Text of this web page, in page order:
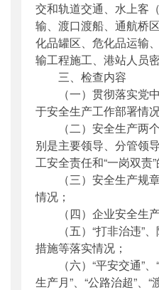
交和轨道交通、水上客
输、渡口渡船、通航桥
化品罐区、危化品运输
输工程施工、港站人员密
三、检查内容
（一）贯彻落实党中
于安全生产工作部署情况
（二）安全生产两个
别是主要领导、分管领
工安全责任和“一岗双责
（三）安全生产规章
情况；
（四）企业安全生产
（五）“打非治违”、
措施等落实情况；
（六）“平安交通”、“
生产月”、“公路治超”、